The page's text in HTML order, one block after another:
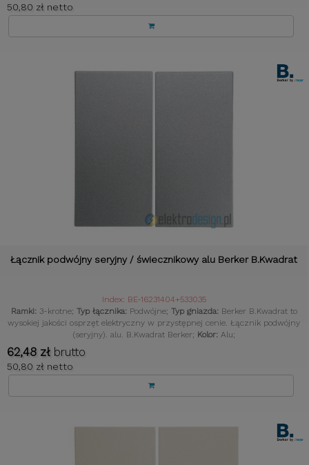
50,80 zł netto
Łącznik podwójny seryjny / świecznikowy alu Berker B.Kwadrat
Index: BE-16231404+533035
Ramki: 3-krotne; Typ łącznika: Podwójne; Typ gniazda: Berker B.Kwadrat to
wysokiej jakości osprzęt elektryczny w przystępnej cenie. Łącznik podwójny
(seryjny). alu. B.Kwadrat Berker; Kolor: Alu;
62,48 zł brutto
50,80 zł netto